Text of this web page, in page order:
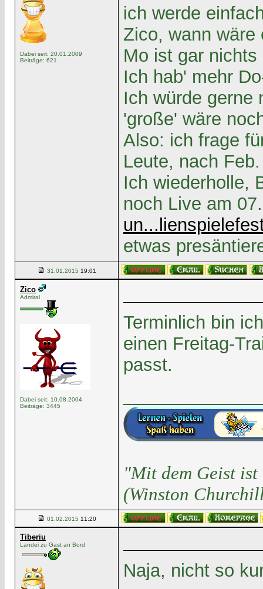
Dabei seit: 20.01.2009
Beiträge: 621
ich werde
Zico, wann
Mo ist gar
Ich hab' mehr
Ich würde gerne
'große' wäre
Also: ich frage
Leute, nach
Ich wiederholle,
noch Live am
etwas
31.01.2015 19:01
Zico
Admiral
Dabei seit: 10.08.2004
Beiträge: 3445
Terminlich bin
einen Freitag-
passt.
"Mit dem Geist
(Winston
01.02.2015 11:20
Tiberiu
Landei zu Gast an Bord
Naja, nicht so